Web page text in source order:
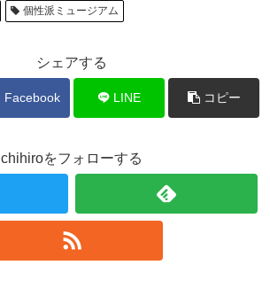
個性派ミュージアム
シェアする
Facebook LINE コピー
chihiroをフォローする